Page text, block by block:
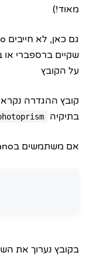
מאוד!)
על הקובץ
קובץ ההגדרה נקרא
בתיקיה
אם משתמשים בnano נכתוב את הפקודה
בקובץ נערוך את